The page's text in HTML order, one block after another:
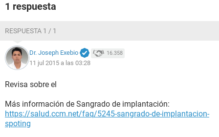
1 respuesta
RESPUESTA 1 / 1
Dr. Joseph Exebio 16.358
11 jul 2015 a las 03:28
Revisa sobre el
Más información de Sangrado de implantación:
https://salud.ccm.net/faq/5245-sangrado-de-implantacion-
spoting